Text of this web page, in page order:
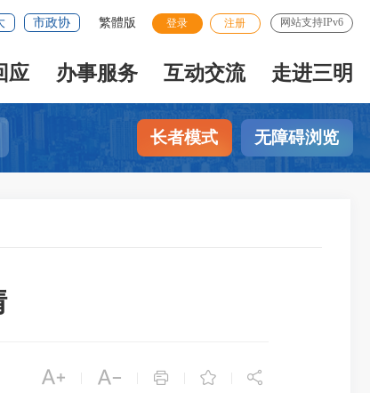
市政协 繁體版 登录 注册 网站支持IPv6
应 办事服务 互动交流 走进三明
长者模式 无障碍浏览
    